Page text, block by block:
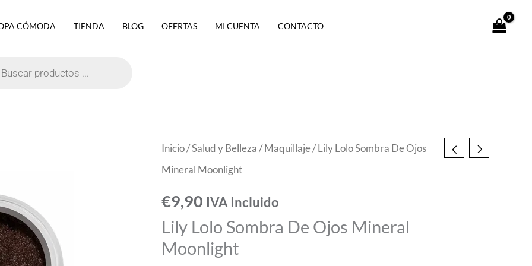
CÓMODA TIENDA BLOG OFERTAS MI CUENTA CONTACTO
Inicio/Salud y Belleza / Maquillaje/ Lily Lolo Sombra De Ojos
Mineral Moonlight
€9,90 IVA Incluido
Lily Lolo Sombra De Ojos Mineral
Moonlight
Lily
Lolo
Ojos
Mineral